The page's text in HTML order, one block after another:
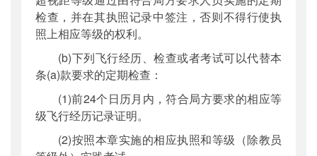
检查，并在其执照记录中签注，否则不得行使执
照上相应等级的权利。
(b)下列飞行经历、检查或者考试可以代替本
条(a)款要求的定期检查：
(1)前24个日历月内，符合局方要求的相应等
级飞行经历记录证明。
(2)按照本章实施的相应执照和等级（除教员